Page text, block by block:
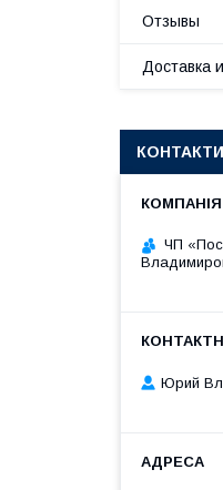
Отзывы
Доставка
КОНТАКТИ
ЧП
Юрий